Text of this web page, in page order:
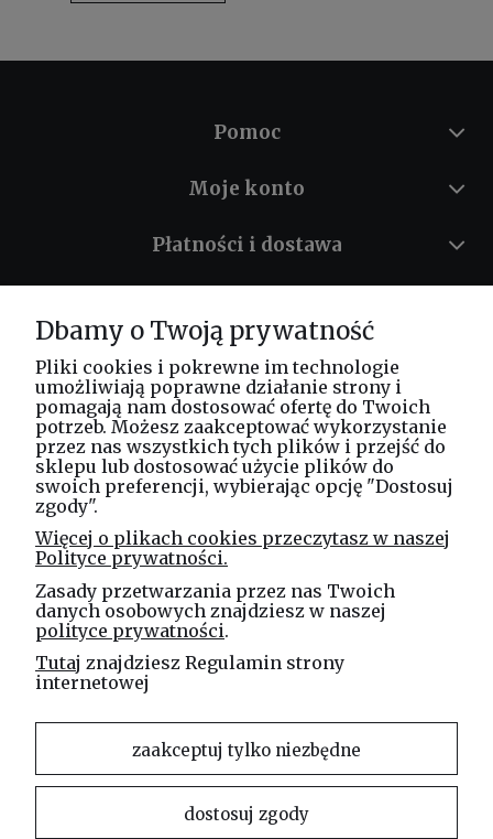
Pomoc
Moje konto
Płatności i dostawa
O nas
Masz pytania? Zadzwoń!
tel. kom. 730 994 188
Spółka Jawna
ul. Technologiczna 44
35-213 Rzeszów
e-mail
sklep@elinea.com.pl
Właścicielem niniejszej witryny internetowej jest firma Linea Jakubczyk – Kłeczek Spółka
Dbamy o Twoją prywatność
Pliki cookies i pokrewne im technologie
umożliwiają poprawne działanie strony i
pomagają nam dostosować ofertę do Twoich
potrzeb. Możesz zaakceptować wykorzystanie
przez nas wszystkich tych plików i przejść do
sklepu lub dostosować użycie plików do
swoich preferencji, wybierając opcję "Dostosuj
zgody".
Więcej o plikach cookies przeczytasz w naszej
Polityce prywatności.
Zasady przetwarzania przez nas Twoich
danych osobowych znajdziesz w naszej
polityce prywatności.
Tutaj znajdziesz Regulamin strony
internetowej
zaakceptuj tylko niezbędne
dostosuj zgody